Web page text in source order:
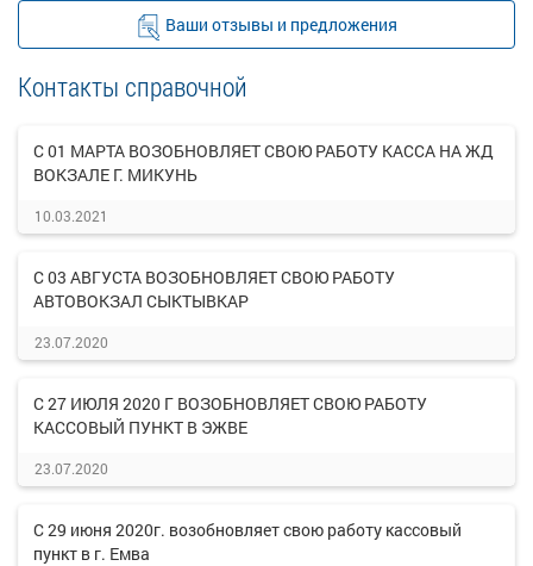
Ваши отзывы и предложения
Контакты справочной
С 01 МАРТА ВОЗОБНОВЛЯЕТ СВОЮ РАБОТУ КАССА НА ЖД
ВОКЗАЛЕ Г. МИКУНЬ
10.03.2021
С 03 АВГУСТА ВОЗОБНОВЛЯЕТ СВОЮ РАБОТУ
АВТОВОКЗАЛ СЫКТЫВКАР
23.07.2020
С 27 ИЮЛЯ 2020 Г ВОЗОБНОВЛЯЕТ СВОЮ РАБОТУ
КАССОВЫЙ ПУНКТ В ЭЖВЕ
23.07.2020
С 29 июня 2020г. возобновляет свою работу кассовый
пункт в г. Емва